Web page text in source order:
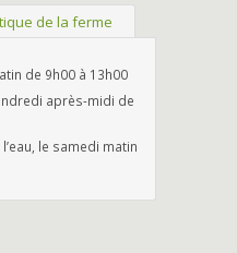
de la ferme
de 9h00 à 13h00
après-midi de
le samedi matin